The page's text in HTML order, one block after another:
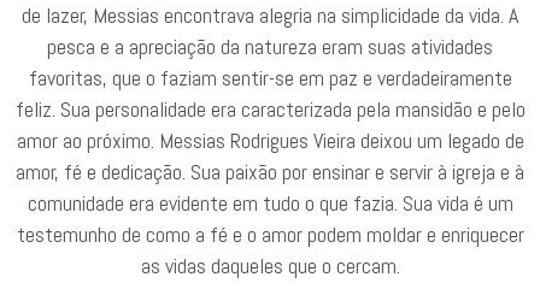
de lazer, Messias encontrava alegria na simplicidade da vida. A
pesca e a apreciação da natureza eram suas atividades
favoritas, que o faziam sentir-se em paz e verdadeiramente
feliz. Sua personalidade era caracterizada pela mansidão e pelo
amor ao próximo. Messias Rodrigues Vieira deixou um legado de
amor, fé e dedicação. Sua paixão por ensinar e servir à igreja e à
comunidade era evidente em tudo o que fazia. Sua vida é um
testemunho de como a fé e o amor podem moldar e enriquecer
as vidas daqueles que o cercam.